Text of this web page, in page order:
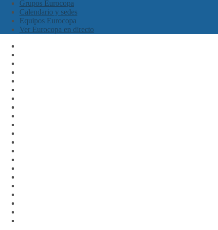
Grupos Eurocopa
Calendario y sedes
Equipos Eurocopa
Ver Eurocopa en directo